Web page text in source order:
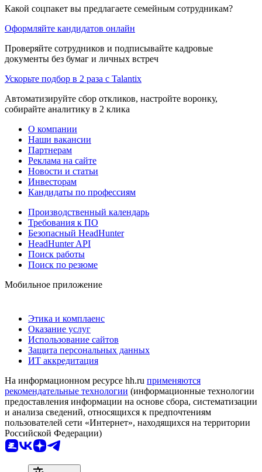
Какой соцпакет вы предлагаете семейным сотрудникам?
Оформляйте кандидатов онлайн
Проверяйте сотрудников и подписывайте кадровые
документы без бумаг и личных встреч
Ускорьте подбор в 2 раза с Talantix
Автоматизируйте сбор откликов, настройте воронку,
собирайте аналитику в 2 клика
О компании
Наши вакансии
Партнерам
Реклама на сайте
Новости и статьи
Инвесторам
Кандидаты по профессиям
Производственный календарь
Требования к ПО
Безопасный HeadHunter
HeadHunter API
Поиск работы
Поиск по резюме
Мобильное приложение
Этика и комплаенс
Оказание услуг
Использование сайтов
Защита персональных данных
ИТ аккредитация
На информационном ресурсе hh.ru применяются
рекомендательные технологии (информационные технологии
предоставления информации на основе сбора, систематизации
и анализа сведений, относящихся к предпочтениям
пользователей сети «Интернет», находящихся на территории
Российской Федерации)